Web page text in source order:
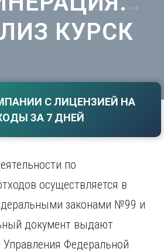
Саратов
Севастополь
Симферополь
Ставрополь
Т
Тамбов
Томск
Тюмень
У
Улан-Удэ
Ульяновск
КУРСК
С ЛИЦЕНЗИЕЙ НА
ЗА 7 ДНЕЙ
по
осуществляется в
законами №99 и
документ выдают
Федеральной